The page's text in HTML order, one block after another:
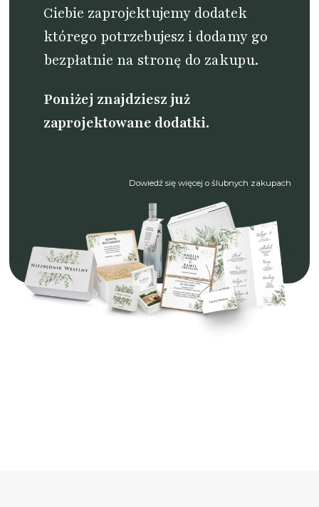
Ciebie zaprojektujemy dodatek
którego potrzebujesz i dodamy go
bezpłatnie na stronę do zakupu.
Poniżej znajdziesz już
zaprojektowane dodatki.
Dowiedź się więcej o ślubnych zakupach